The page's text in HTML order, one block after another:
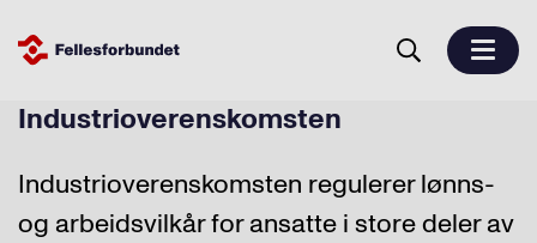
Industrioverenskomsten
Industrioverenskomsten regulerer lønns-
og arbeidsvilkår for ansatte i store deler av